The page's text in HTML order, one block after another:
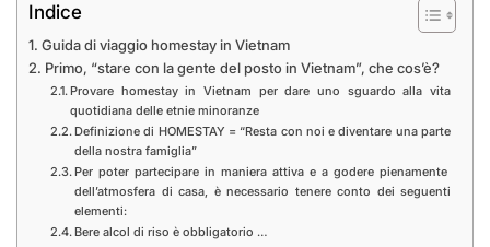
Indice
Guida di viaggio homestay in Vietnam
Primo, “stare con la gente del posto in Vietnam”, che cos’è?
Provare homestay in Vietnam per dare uno sguardo alla vita
quotidiana delle etnie minoranze
Definizione di HOMESTAY = “Resta con noi e diventare una parte
della nostra famiglia”
Per poter partecipare in maniera attiva e a godere pienamente
dell’atmosfera di casa, è necessario tenere conto dei seguenti
elementi:
Bere alcol di riso è obbligatorio …